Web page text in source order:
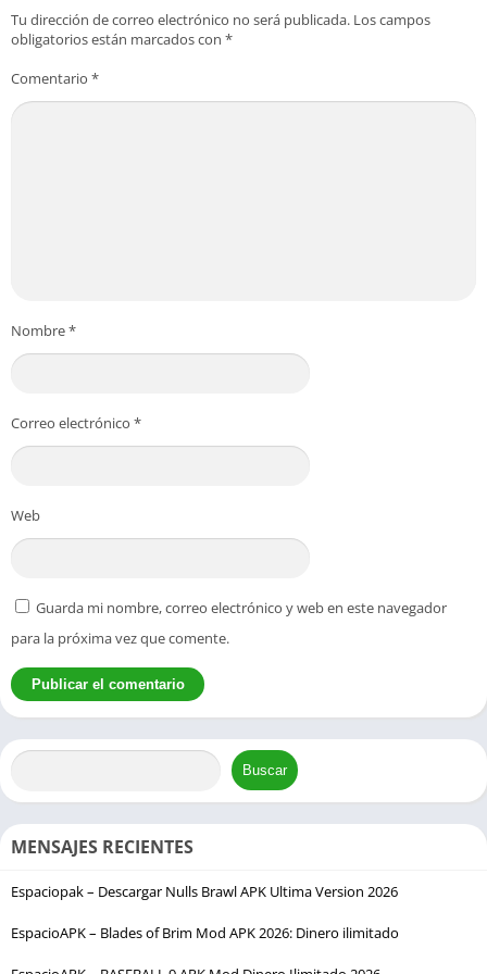
Tu dirección de correo electrónico no será publicada. Los campos
obligatorios están marcados con *
Comentario *
Nombre*
Correo electrónico *
Web
Guarda mi nombre, correo electrónico y web en este navegador
para la próxima vez que comente.
Buscar
MENSAJES RECIENTES
Espaciopak – Descargar Nulls Brawl APK Ultima Version 2026
EspacioAPK – Blades of Brim Mod APK 2026: Dinero ilimitado